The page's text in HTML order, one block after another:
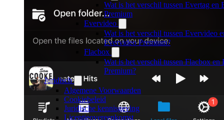
Wat is het verschil tussen Evertag en
Premium
Evervideo
Wat is het verschil tussen Evervideo
Evervideo Premium?
Flacbox
Wat is het verschil tussen Flacbox en
Premium?
Juridisch
Algemene Voorwaarden
Cookiebeleid
Juridische kennisgeving
Licentieovereenkomst